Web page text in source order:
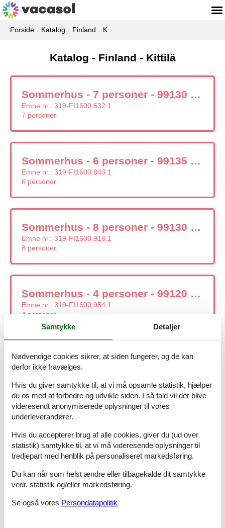
Forside Katalog Finland K
Katalog - Finland - Kittilä
Sommerhus - 7 personer - 99130 - Kittilä
Emne nr.: 319-FI1600.632.1
7 personer
Sommerhus - 6 personer - 99135 - Kittilä
Emne nr.: 319-FI1600.843.1
6 personer
Sommerhus - 8 personer - 99130 - Kittilä
Emne nr.: 319-FI1600.916.1
8 personer
Sommerhus - 4 personer - 99120 - Kittilä
Emne nr.: 319-FI1600.954.1
4 personer
Sommerhus - 6 personer - 99130 - Kittilä
Emne nr.:319-FI1600.995.1
6 personer
Emne nr.:319-FI1600.923.1
8 personer
Emne nr.:319-FI1600.1010.1
Samtykke Detaljer
Nødvendige cookies sikrer, at siden fungerer, og de kan
derfor ikke fravælges.
Hvis du giver samtykke til, at vi må opsamle statistik, hjælper
du os med at forbedre og udvikle siden. I så fald vil der blive
videresendt anonymiserede oplysninger til vores
underleverandører.
Hvis du accepterer brug af alle cookies, giver du (ud over
statistik) samtykke til, at vi må videresende oplysninger til
tredjepart med henblik på personaliseret markedsføring.
Du kan når som helst ændre eller tilbagekalde dit samtykke
vedr. statistik og/eller markedsføring.
Se også vores Persondatapolitik